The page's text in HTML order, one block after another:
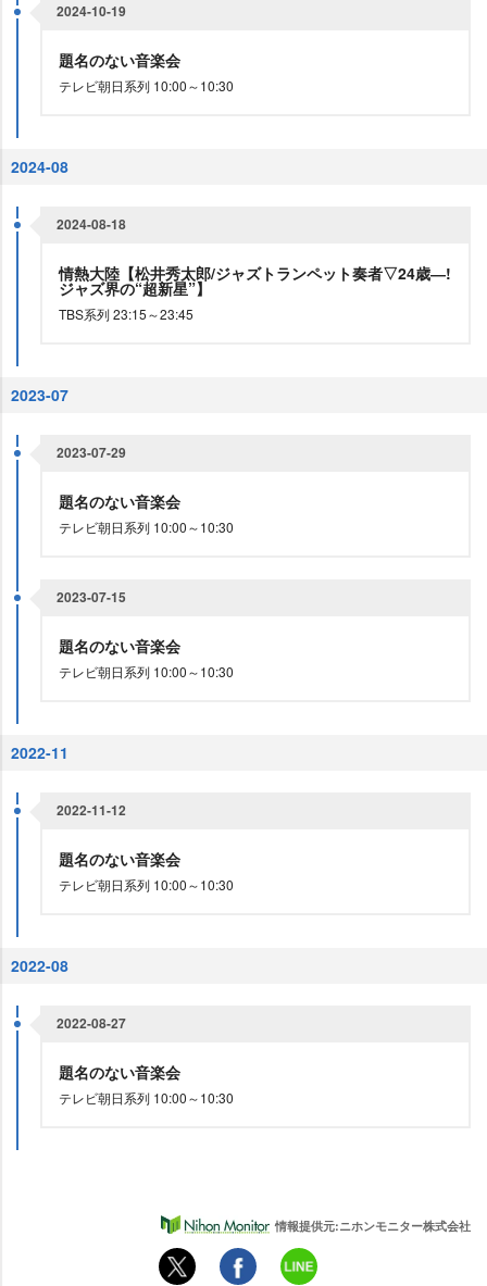
2024-10-19
題名のない音楽会
テレビ朝日系列 10:00～10:30
2024-08
2024-08-18
情熱大陸【松井秀太郎/ジャズトランペット奏者▽24歳―!
ジャズ界の“超新星”】
TBS系列 23:15～23:45
2023-07
2023-07-29
題名のない音楽会
テレビ朝日系列 10:00～10:30
2023-07-15
題名のない音楽会
テレビ朝日系列 10:00～10:30
2022-11
2022-11-12
題名のない音楽会
テレビ朝日系列 10:00～10:30
2022-08
2022-08-27
題名のない音楽会
テレビ朝日系列 10:00～10:30
情報提供元:ニホンモニター株式会社